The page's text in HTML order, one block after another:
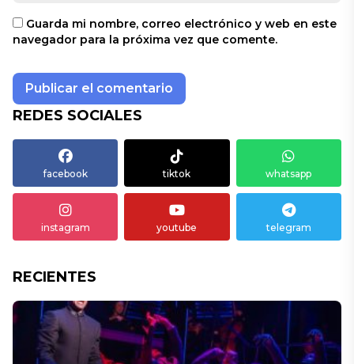
Guarda mi nombre, correo electrónico y web en este
navegador para la próxima vez que comente.
REDES SOCIALES
facebook tiktok whatsapp
instagram youtube telegram
RECIENTES